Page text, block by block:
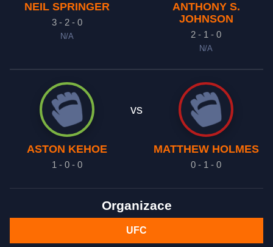
NEIL SPRINGER
3 - 2 - 0
N/A
ANTHONY S.
JOHNSON
2 - 1 - 0
N/A
ASTON KEHOE
1 - 0 - 0
vs
MATTHEW HOLMES
0 - 1 - 0
Organizace
UFC